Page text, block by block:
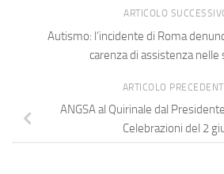
ARTICOLO
Autismo: l’incidente di Roma
carenza di assistenza nelle
ARTICOLO
ANGSA al Quirinale dal
Celebrazioni del 2